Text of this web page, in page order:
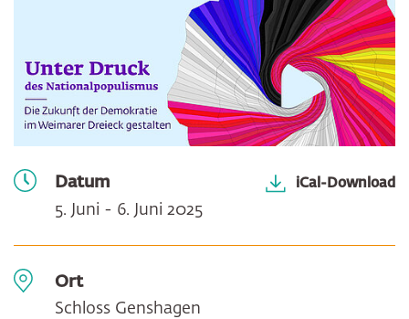
Datum
5. Juni - 6. Juni 2025
iCal-Download
Ort
Schloss Genshagen